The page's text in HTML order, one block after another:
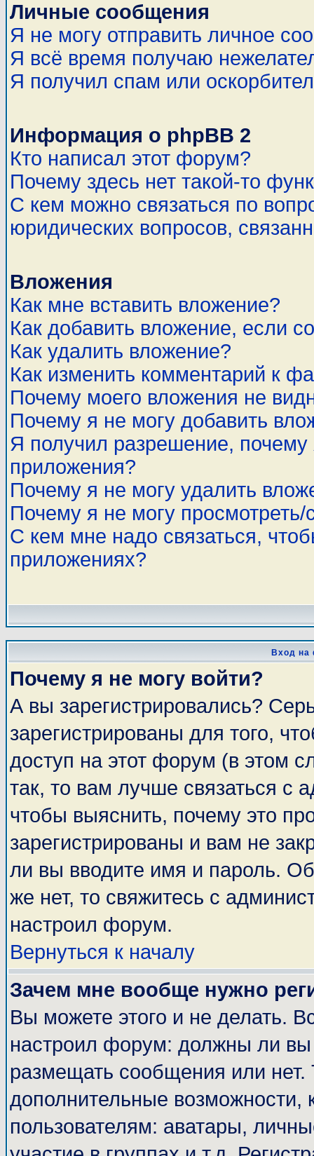
Личные сообщения
Я не могу отправить личное
Я всё время получаю
Я получил спам или
Информация о phpBB 2
Кто написал этот форум?
Почему здесь нет такой-то
С кем можно связаться по
юридических вопросов,
Вложения
Как мне вставить вложение?
Как добавить вложение, если
Как удалить вложение?
Как изменить комментарий к
Почему моего вложения не
Почему я не могу добавить
Я получил разрешение,
приложения?
Почему я не могу удалить
Почему я не могу просмотреть/
С кем мне надо связаться,
приложениях?
Вход на
Почему я не могу войти?
А вы зарегистрировались?
зарегистрированы для того,
доступ на этот форум (в этом
так, то вам лучше связаться с
чтобы выяснить, почему это
зарегистрированы и вам не
ли вы вводите имя и пароль.
же нет, то свяжитесь с
настроил форум.
Вернуться к началу
Зачем мне вообще нужно
Вы можете этого и не делать.
настроил форум: должны ли вы
размещать сообщения или
дополнительные
пользователям: аватары,